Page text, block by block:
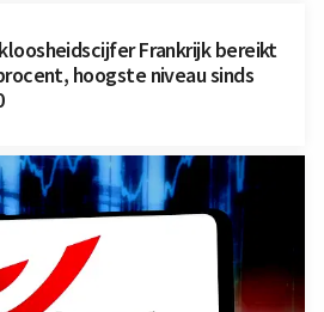
Frankrijk bereikt
hoogste niveau sinds